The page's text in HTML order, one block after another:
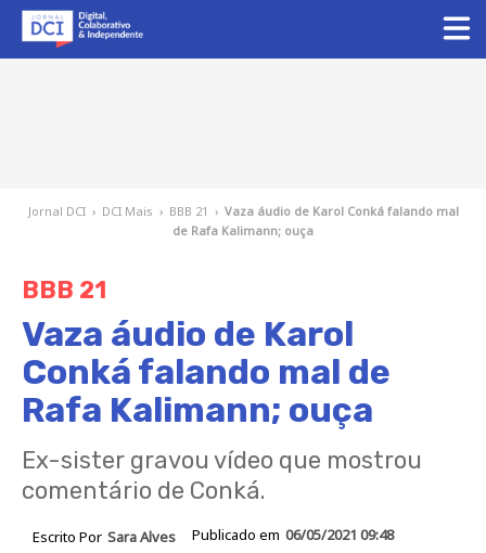
Jornal DCI › DCI Mais › BBB 21 › Vaza áudio de Karol Conká falando mal
de Rafa Kalimann; ouça
BBB 21
Vaza áudio de Karol
Conká falando mal de
Rafa Kalimann; ouça
Ex-sister gravou vídeo que mostrou
comentário de Conká.
Escrito Por Sara Alves Publicado em 06/05/2021 09:48